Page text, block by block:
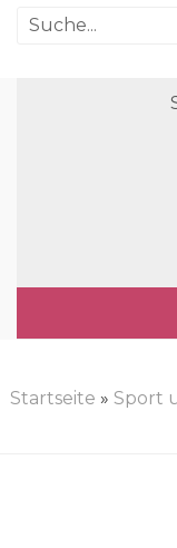
Startseite » Sport